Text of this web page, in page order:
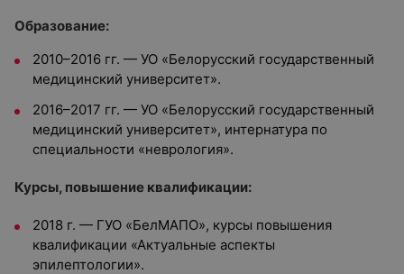
Образование:
2010–2016 гг. — УО «Белорусский государственный
медицинский университет».
2016–2017 гг. — УО «Белорусский государственный
медицинский университет», интернатура по
специальности «неврология».
Курсы, повышение квалификации:
2018 г. — ГУО «БелМАПО», курсы повышения
квалификации «Актуальные аспекты
эпилептологии».